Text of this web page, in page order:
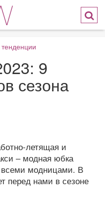
9
сезона
летящая и
– модная юбка
всеми модницами. В
перед нами в сезоне